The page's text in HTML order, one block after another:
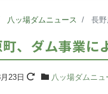
八ッ場ダムニュース 長
、ダム事業に
23日 八ッ場ダムニュ